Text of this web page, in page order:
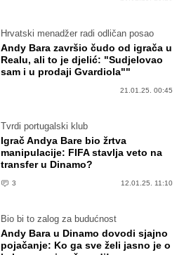
Hrvatski menadžer radi odličan posao
Andy Bara završio čudo od igrača u
Realu, ali to je djelić: "Sudjelovao
sam i u prodaji Gvardiola""
21.01.25. 00:45
Tvrdi portugalski klub
Igrač Andya Bare bio žrtva
manipulacije: FIFA stavlja veto na
transfer u Dinamo?
3 12.01.25. 11:10
Bio bi to zalog za budućnost
Andy Bara u Dinamo dovodi sjajno
pojačanje: Ko ga sve želi jasno je o